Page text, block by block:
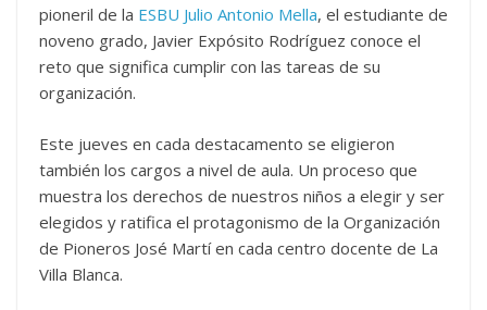
pioneril de la ESBU Julio Antonio Mella, el estudiante de
noveno grado, Javier Expósito Rodríguez conoce el
reto que significa cumplir con las tareas de su
organización.
Este jueves en cada destacamento se eligieron
también los cargos a nivel de aula. Un proceso que
muestra los derechos de nuestros niños a elegir y ser
elegidos y ratifica el protagonismo de la Organización
de Pioneros José Martí en cada centro docente de La
Villa Blanca.